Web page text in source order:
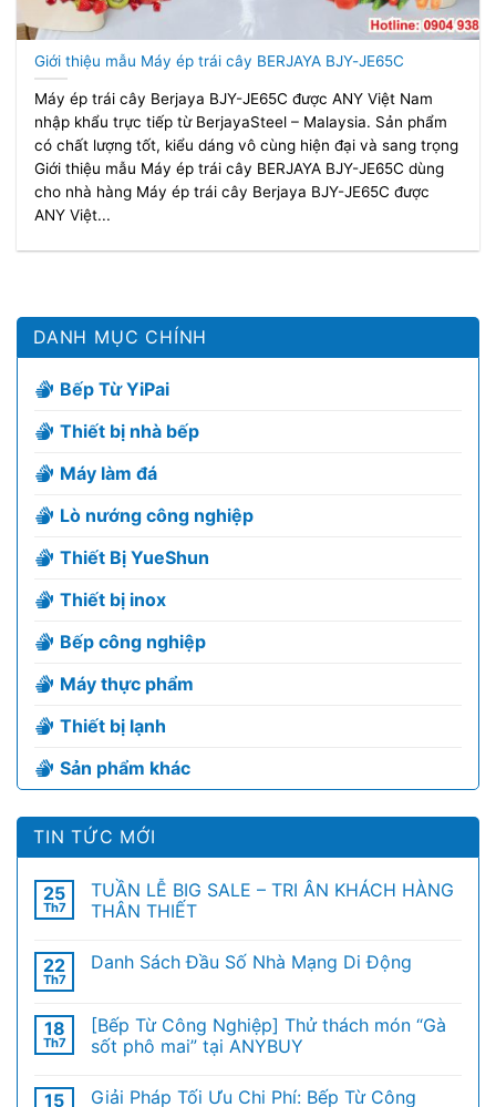
Giới thiệu mẫu Máy ép trái cây BERJAYA BJY-JE65C
Máy ép trái cây Berjaya BJY-JE65C được ANY Việt Nam
nhập khẩu trực tiếp từ BerjayaSteel – Malaysia. Sản phẩm
có chất lượng tốt, kiểu dáng vô cùng hiện đại và sang trọng
Giới thiệu mẫu Máy ép trái cây BERJAYA BJY-JE65C dùng
cho nhà hàng Máy ép trái cây Berjaya BJY-JE65C được
ANY Việt...
DANH MỤC CHÍNH
Bếp Từ YiPai
Thiết bị nhà bếp
Máy làm đá
Lò nướng công nghiệp
Thiết Bị YueShun
Thiết bị inox
Bếp công nghiệp
Máy thực phẩm
Thiết bị lạnh
Sản phẩm khác
TIN TỨC MỚI
25
Th7
TUẦN LỄ BIG SALE – TRI ÂN KHÁCH HÀNG
THÂN THIẾT
22
Th7
Danh Sách Đầu Số Nhà Mạng Di Động
18
Th7
[Bếp Từ Công Nghiệp] Thử thách món “Gà
sốt phô mai” tại ANYBUY
15
Giải Pháp Tối Ưu Chi Phí: Bếp Từ Công